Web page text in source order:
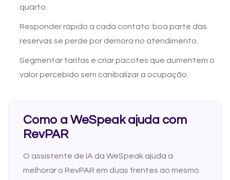
quarto.
Responder rápido a cada contato: boa parte das
reservas se perde por demora no atendimento.
Segmentar tarifas e criar pacotes que aumentem o
valor percebido sem canibalizar a ocupação.
Como a WeSpeak ajuda com
RevPAR
O assistente de IA da WeSpeak ajuda a
melhorar o RevPAR em duas frentes ao mesmo